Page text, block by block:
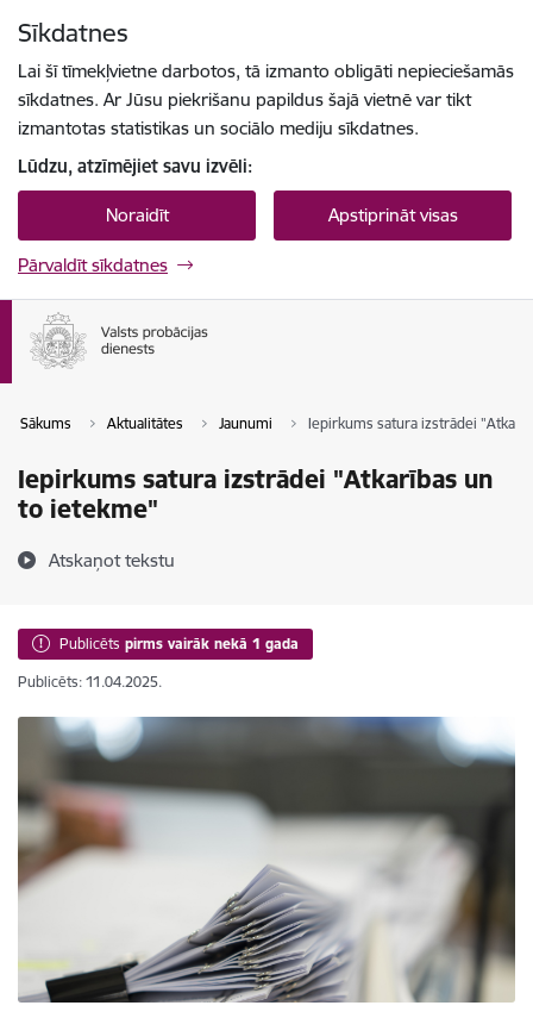
Sīkdatnes
Lai šī tīmekļvietne darbotos, tā izmanto obligāti nepieciešamās
sīkdatnes. Ar Jūsu piekrišanu papildus šajā vietnē var tikt
izmantotas statistikas un sociālo mediju sīkdatnes.
Lūdzu, atzīmējiet savu izvēli:
Noraidīt Apstiprināt visas
Pārvaldīt sīkdatnes
Sākums Aktualitātes Jaunumi Iepirkums satura izstrādei
Iepirkums satura izstrādei "Atkarības un
to ietekme"
Atskaņot tekstu
Publicēts pirms vairāk nekā 1 gada
Publicēts: 11.04.2025.